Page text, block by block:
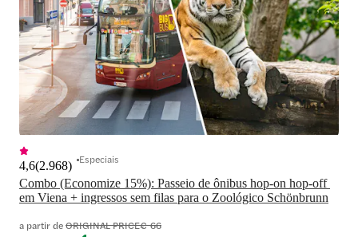
Combo (Economize 15%): Passeio de ônibus hop-on hop-off
em Viena + ingressos sem filas para o Zoológico Schönbrunn
4,6(2.968) Especiais
a partir deORIGINAL PRICE€ 66